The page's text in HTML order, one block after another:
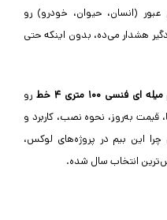
هر نوع عبور (انسان، حیوان، خودرو) رو
هشدار می‌ده، بدون اینکه حتی
ای فنسی ۱۰۰ متری ۴ خط
رو
به‌روز، نحوه نصب، کاربرد و
این بیم در پروژه‌های لوکس،
انتخاب سال شده.